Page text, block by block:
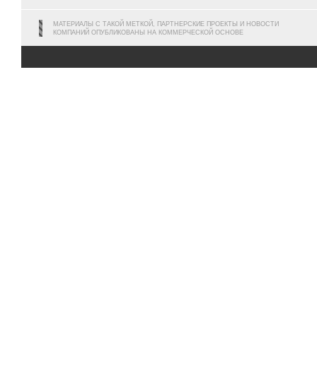
МАТЕРИАЛЫ С ТАКОЙ МЕТКОЙ, ПАРТНЕРСКИЕ ПРОЕКТЫ И НОВОСТИ
КОМПАНИЙ ОПУБЛИКОВАНЫ НА КОММЕРЧЕСКОЙ ОСНОВЕ